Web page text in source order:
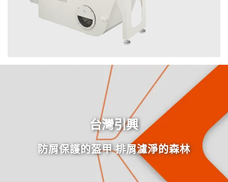
台灣引興
防屑保護的盔甲 排屑濾淨的森林